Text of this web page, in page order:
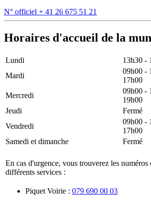
N° officiel + 41 26 675 51 21
Horaires d'accueil de la
Lundi
13h30 -
Mardi
09h00 -
17h00
Mercredi
09h00 -
19h00
Jeudi
Fermé
Vendredi
09h00 -
17h00
Samedi et dimanche
Fermé
En cas d'urgence, vous trouverez les numéros
différents services :
Piquet Voirie : 079 690 00 03